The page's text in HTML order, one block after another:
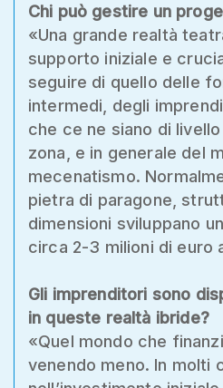
Chi può gestire un
«Una grande realtà
supporto iniziale e
seguire di quello delle
intermedi, degli
che ce ne siano di
zona, e in generale del
mecenatismo.
pietra di paragone,
dimensioni sviluppano
circa 2-3 milioni di euro
Gli imprenditori sono
in queste realtà ibride?
«Quel mondo che
venendo meno. In molti